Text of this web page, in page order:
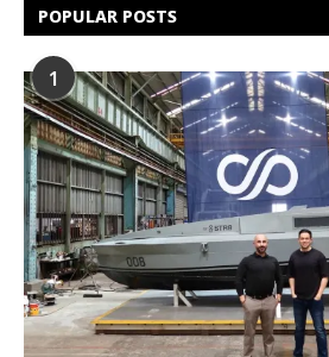
POPULAR POSTS
1